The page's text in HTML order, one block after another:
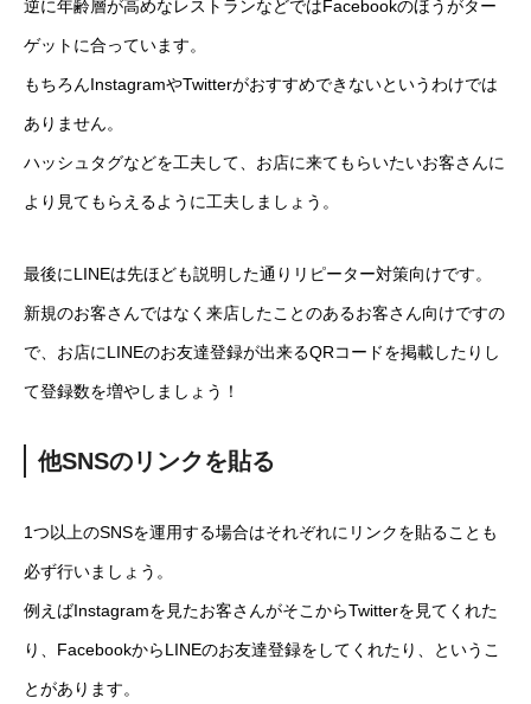
逆に年齢層が高めなレストランなどではFacebookのほうがター
ゲットに合っています。
もちろんInstagramやTwitterがおすすめできないというわけでは
ありません。
ハッシュタグなどを工夫して、お店に来てもらいたいお客さんに
より見てもらえるように工夫しましょう。
最後にLINEは先ほども説明した通りリピーター対策向けです。
新規のお客さんではなく来店したことのあるお客さん向けですの
で、お店にLINEのお友達登録が出来るQRコードを掲載したりし
て登録数を増やしましょう！
他SNSのリンクを貼る
1つ以上のSNSを運用する場合はそれぞれにリンクを貼ることも
必ず行いましょう。
例えばInstagramを見たお客さんがそこからTwitterを見てくれた
り、FacebookからLINEのお友達登録をしてくれたり、というこ
とがあります。